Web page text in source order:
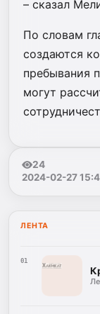
– сказал
По словам
создаются
пребывания
могут
24
2024-02-27
ЛЕНТА
01